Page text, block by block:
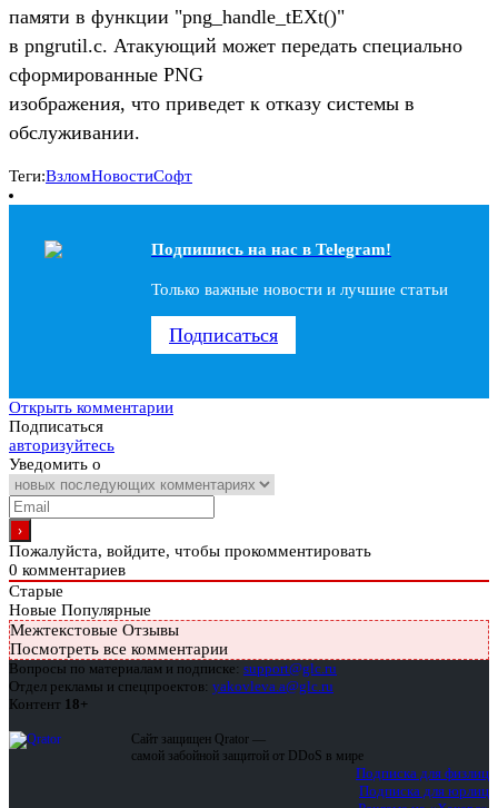
памяти в функции "png_handle_tEXt()"
в pngrutil.c. Атакующий может передать специально
сформированные PNG
изображения, что приведет к отказу системы в
обслуживании.
Теги:ВзломНовостиСофт
Подпишись на наc в Telegram!
Только важные новости и лучшие статьи
Подписаться
Открыть комментарии
Подписаться
авторизуйтесь
Уведомить о
Пожалуйста, войдите, чтобы прокомментировать
0 комментариев
Старые
Новые Популярные
Межтекстовые Отзывы
Посмотреть все комментарии
Вопросы по материалам и подписке: support@glc.ru
Отдел рекламы и спецпроектов: yakovleva.a@glc.ru
Контент 18+
Сайт защищен Qrator —
самой забойной защитой от DDoS в мире
Подписка для физлиц
Подписка для юрлиц